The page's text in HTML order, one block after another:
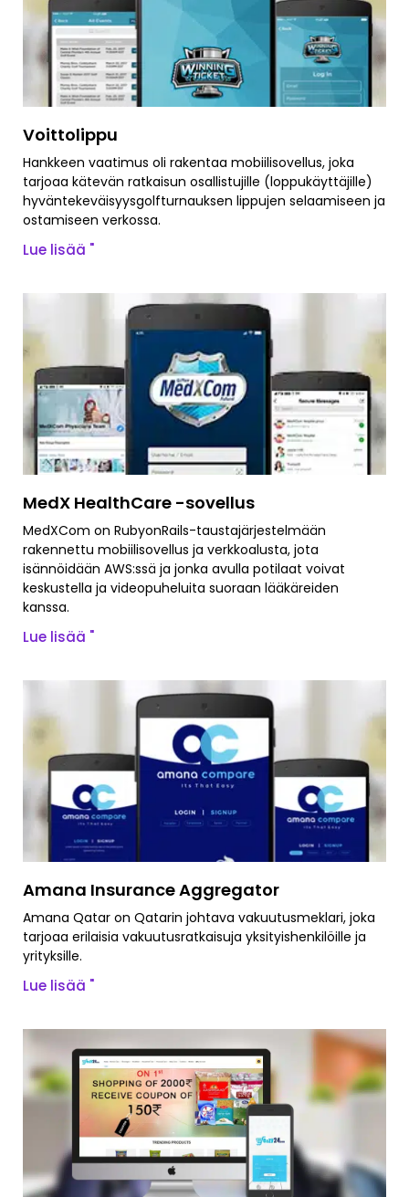
Voittolippu
Hankkeen vaatimus oli rakentaa mobiilisovellus, joka
tarjoaa kätevän ratkaisun osallistujille (loppukäyttäjille)
hyväntekeväisyysgolfturnauksen lippujen selaamiseen ja
ostamiseen verkossa.
Lue lisää "
MedX HealthCare -sovellus
MedXCom on RubyonRails-taustajärjestelmään
rakennettu mobiilisovellus ja verkkoalusta, jota
isännöidään AWS:ssä ja jonka avulla potilaat voivat
keskustella ja videopuheluita suoraan lääkäreiden
kanssa.
Lue lisää "
Amana Insurance Aggregator
Amana Qatar on Qatarin johtava vakuutusmeklari, joka
tarjoaa erilaisia vakuutusratkaisuja yksityishenkilöille ja
yrityksille.
Lue lisää "